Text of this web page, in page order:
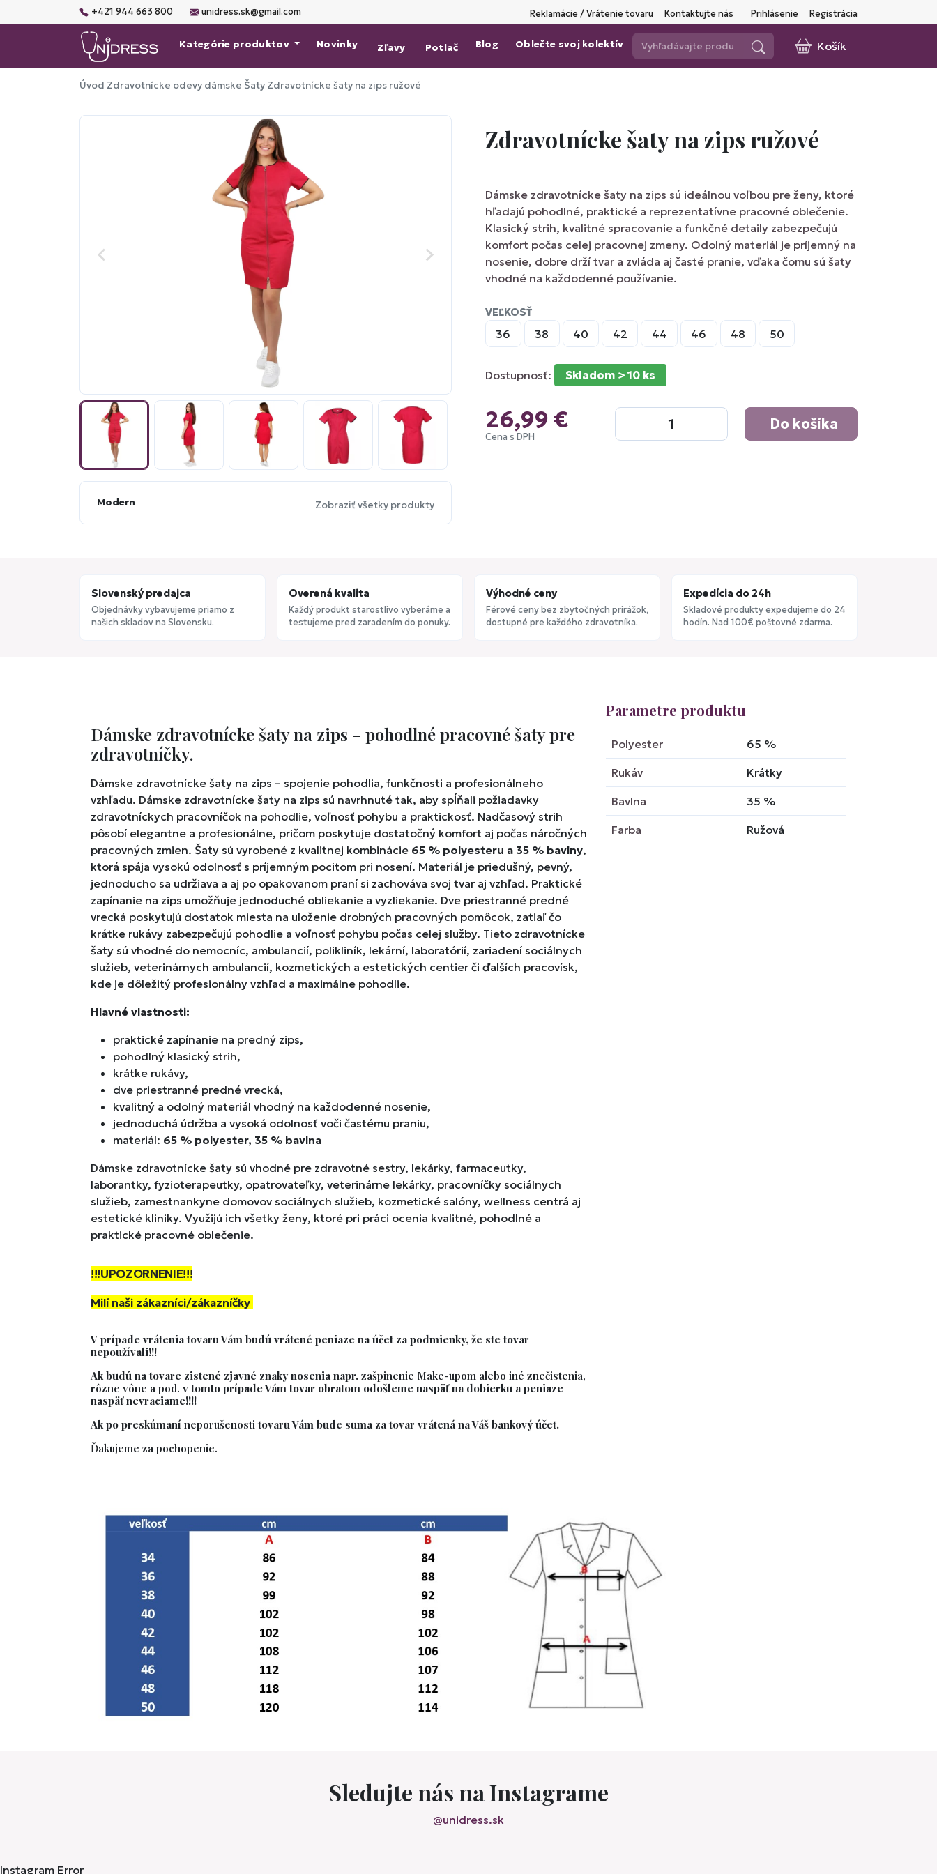
+421 944 663 800 unidress.sk@gmail.com Reklamácie / Vrátenie tovaru Kontaktujte nás Prihlásenie Registrácia
Kategórie produktov Novinky Zľavy Potlač Blog Oblečte svoj kolektív Košík
Úvod Zdravotnícke odevy dámske Šaty Zdravotnícke šaty na zips ružové
Modern Zobraziť všetky produkty
Zdravotnícke šaty na zips ružové
Dámske zdravotnícke šaty na zips sú ideálnou voľbou pre ženy, ktoré
hľadajú pohodlné, praktické a reprezentatívne pracovné oblečenie.
Klasický strih, kvalitné spracovanie a funkčné detaily zabezpečujú
komfort počas celej pracovnej zmeny. Odolný materiál je príjemný na
nosenie, dobre drží tvar a zvláda aj časté pranie, vďaka čomu sú šaty
vhodné na každodenné používanie.
VEĽKOSŤ
36 38 40 42 44 46 48 50
Dostupnosť: Skladom > 10 ks
26,99 €
Cena s DPH
Do košíka
Slovenský predajca
Objednávky vybavujeme priamo z
našich skladov na Slovensku.
Overená kvalita
Každý produkt starostlivo vyberáme a
testujeme pred zaradením do ponuky.
Výhodné ceny
Férové ceny bez zbytočných prirážok,
dostupné pre každého zdravotníka.
Expedícia do 24h
Skladové produkty expedujeme do 24
hodín. Nad 100€ poštovné zdarma.
Dámske zdravotnícke šaty na zips – pohodlné pracovné šaty pre
zdravotníčky.
Dámske zdravotnícke šaty na zips – spojenie pohodlia, funkčnosti a profesionálneho
vzhľadu. Dámske zdravotnícke šaty na zips sú navrhnuté tak, aby spĺňali požiadavky
zdravotníckych pracovníčok na pohodlie, voľnosť pohybu a praktickosť. Nadčasový strih
pôsobí elegantne a profesionálne, pričom poskytuje dostatočný komfort aj počas náročných
pracovných zmien. Šaty sú vyrobené z kvalitnej kombinácie 65 % polyesteru a 35 % bavlny,
ktorá spája vysokú odolnosť s príjemným pocitom pri nosení. Materiál je priedušný, pevný,
jednoducho sa udržiava a aj po opakovanom praní si zachováva svoj tvar aj vzhľad. Praktické
zapínanie na zips umožňuje jednoduché obliekanie a vyzliekanie. Dve priestranné predné
vrecká poskytujú dostatok miesta na uloženie drobných pracovných pomôcok, zatiaľ čo
krátke rukávy zabezpečujú pohodlie a voľnosť pohybu počas celej služby. Tieto zdravotnícke
šaty sú vhodné do nemocníc, ambulancií, polikliník, lekární, laboratórií, zariadení sociálnych
služieb, veterinárnych ambulancií, kozmetických a estetických centier či ďalších pracovísk,
kde je dôležitý profesionálny vzhľad a maximálne pohodlie.
Hlavné vlastnosti:
praktické zapínanie na predný zips,
pohodlný klasický strih,
krátke rukávy,
dve priestranné predné vrecká,
kvalitný a odolný materiál vhodný na každodenné nosenie,
jednoduchá údržba a vysoká odolnosť voči častému praniu,
materiál: 65 % polyester, 35 % bavlna
Dámske zdravotnícke šaty sú vhodné pre zdravotné sestry, lekárky, farmaceutky,
laborantky, fyzioterapeutky, opatrovateľky, veterinárne lekárky, pracovníčky sociálnych
služieb, zamestnankyne domovov sociálnych služieb, kozmetické salóny, wellness centrá aj
estetické kliniky. Využijú ich všetky ženy, ktoré pri práci ocenia kvalitné, pohodlné a
praktické pracovné oblečenie.
!!!UPOZORNENIE!!!
Milí naši zákazníci/zákazníčky
V prípade vrátenia tovaru Vám budú vrátené peniaze na účet za podmienky, že ste tovar
nepoužívali!!!
Ak budú na tovare zistené zjavné znaky nosenia napr. zašpinenie Make-upom alebo iné znečistenia,
rôzne vône a pod. v tomto prípade Vám tovar obratom odošleme naspäť na dobierku a peniaze
naspäť nevraciame!!!!
Ak po preskúmaní neporušenosti tovaru Vám bude suma za tovar vrátená na Váš bankový účet.
Ďakujeme za pochopenie.
Parametre produktu
Polyester 65 %
Rukáv Krátky
Bavlna 35 %
Farba Ružová
Sledujte nás na Instagrame
@unidress.sk
Instagram Error